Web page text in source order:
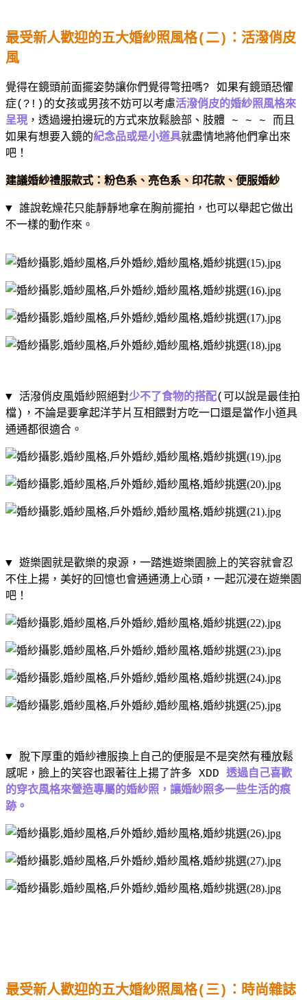
最受新人歡迎的五大婚紗照風格(二) ：活潑俏皮
風
覺得在鏡頭前面擺姿勢讓你們覺得彆扭嗎? 如果有鏡頭恐懼
症(?!) 的女孩或男孩不妨可以考慮活潑俏皮的婚紗照風格來
呈現，透過邊拍邊玩的方式來放鬆臉部、肢體 ~ ~ ~ 而且
如果有想要入鏡的紀念品或是小道具就盡情地將他們拿出來
吧！
建議婚紗禮服款式：粉色系、亮色系、印花款、便服婚紗
▼ 誰說乾燥花只能靜靜地拿在胸前擺拍，也可以舉起它做出
不一樣的動作來。
▼ 活潑俏皮風婚紗照絕對少不了食物的搭配( 可以說是最佳拍
檔) ，不論是要拿起洋芋片互相餵對方吃一口還是當作小道具
通通都很適合。
▼ 遊樂園就是歡樂的泉源，一踏進遊樂園臉上的笑容就會忍
不住上揚，美好的回憶也會通通湧上心頭，一起沉浸在遊樂園
吧！
▼ 脫下厚重的婚紗禮服換上自己的便服是不是突然有種放鬆
感呢，臉上的笑容也跟著往上揚了許多 XDD 透過自己喜歡
的穿衣風格來營造專屬的婚紗照，讓婚紗照多一些生活的痕
跡。
最受新人歡迎的五大婚紗照風格(三) ：時尚雜誌